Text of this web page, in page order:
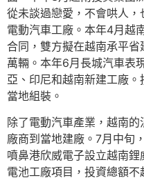
從未談過戀愛，不會哄人
電動汽車工廠。本年4月越
合同，雙方擬在越南承平
萬輛。本年6月長城汽車表
亞、印尼和越南新建工廠
當地組裝。
除了電動汽車產業，越南
廠商到當地建廠。7月中旬
噴鼻港欣威電子設立越南
電池工廠項目，投資總額